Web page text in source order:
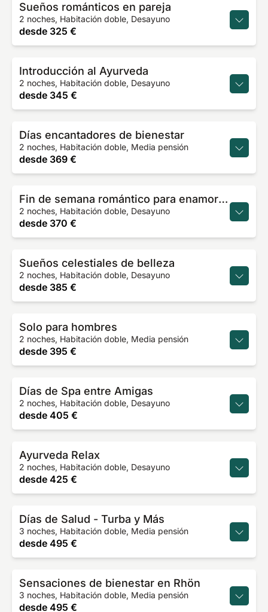
Sueños románticos en pareja
2 noches, Habitación doble, Desayuno
desde 325 €
Introducción al Ayurveda
2 noches, Habitación doble, Desayuno
desde 345 €
Días encantadores de bienestar
2 noches, Habitación doble, Media pensión
desde 369 €
Fin de semana romántico para enamorados
2 noches, Habitación doble, Desayuno
desde 370 €
Sueños celestiales de belleza
2 noches, Habitación doble, Desayuno
desde 385 €
Solo para hombres
2 noches, Habitación doble, Media pensión
desde 395 €
Días de Spa entre Amigas
2 noches, Habitación doble, Desayuno
desde 405 €
Ayurveda Relax
2 noches, Habitación doble, Desayuno
desde 425 €
Días de Salud - Turba y Más
3 noches, Habitación doble, Media pensión
desde 495 €
Sensaciones de bienestar en Rhön
3 noches, Habitación doble, Media pensión
desde 495 €